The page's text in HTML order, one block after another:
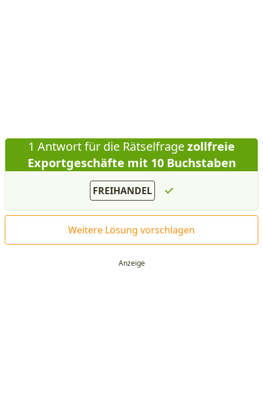
1 Antwort für die Rätselfragezollfreie
Exportgeschäfte mit 10 Buchstaben
FREIHANDEL
Weitere Lösung vorschlagen